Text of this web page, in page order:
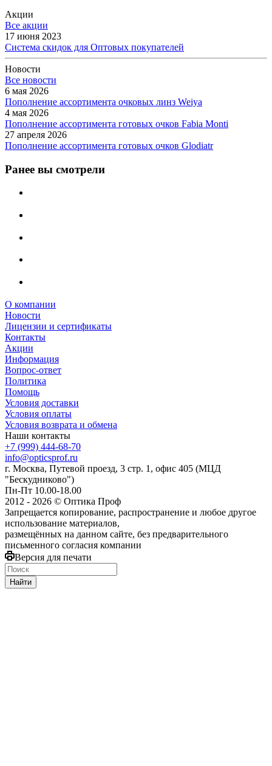
Акции
Все акции
17 июня 2023
Система скидок для Оптовых покупателей
Новости
Все новости
6 мая 2026
Пополнение ассортимента очковых линз Weiya
4 мая 2026
Пополнение ассортимента готовых очков Fabia Monti
27 апреля 2026
Пополнение ассортимента готовых очков Glodiatr
Ранее вы смотрели
О компании
Новости
Лицензии и сертификаты
Контакты
Акции
Информация
Вопрос-ответ
Политика
Помощь
Условия доставки
Условия оплаты
Условия возврата и обмена
Наши контакты
+7 (999) 444-68-70
info@opticsprof.ru
г. Москва, Путевой проезд, 3 стр. 1, офис 405 (МЦД
"Бескудниково")
Пн-Пт 10.00-18.00
2012 - 2026 © Оптика Проф
Запрещается копирование, распространение и любое другое
использование материалов,
размещённых на данном сайте, без предварительного
письменного согласия компании
Версия для печати
Найти